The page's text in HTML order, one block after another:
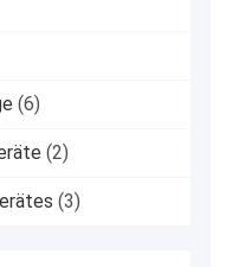
(6)
(2)
(3)